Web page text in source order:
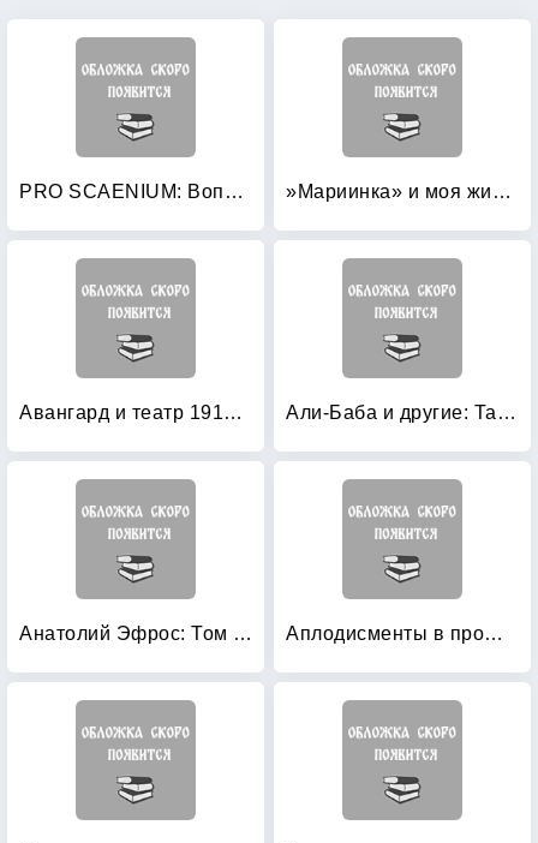
PRO SCAENIUM: Вопросы театра. Выпуск 2 »Мариинка» и моя жизнь: Воспоминания дирижера
Авангард и театр 1910-1920-х годов Али-Баба и другие: Та Таганка. В жизни так не бывает (+ CD-ROM; количество томов: 3)
Анатолий Эфрос: Том 1. Репетиция — любовь моя Аплодисменты в прошлое: А. П. Сумраков и его трагедии